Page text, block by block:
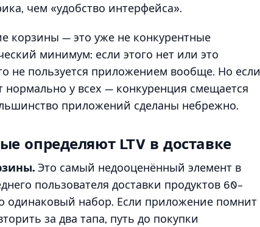
чем «удобство интерфейса».
корзины — это уже не конкурентные
минимум: если этого нет или это
не пользуется приложением вообще. Но если
у всех — конкуренция смещается
приложений сделаны небрежно.
определяют LTV в доставке
Это самый недооценённый элемент в
пользователя доставки продуктов 60–
одинаковый набор. Если приложение помнит
за два тапа, путь до покупки